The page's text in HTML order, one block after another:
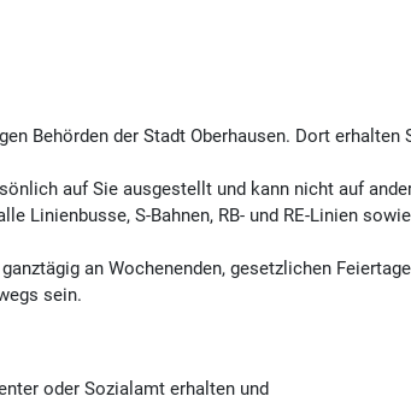
Behörden der Stadt Oberhausen. Dort
auf Sie ausgestellt und kann nicht auf
S-Bahnen, RB- und RE-Linien
an Wochenenden, gesetzlichen
sein.
oder Sozialamt erhalten und